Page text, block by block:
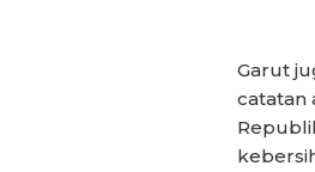
Garut
catatan